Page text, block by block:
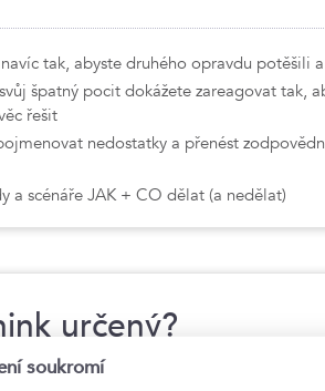
tak, abyste druhého opravdu potěšili
špatný pocit dokážete zareagovat tak,
řešit
nedostatky a přenést
a scénáře JAK + CO dělat (a nedělat)
určený?
soukromí